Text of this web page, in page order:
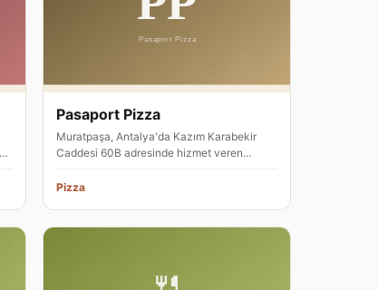
Pasaport Pizza
Muratpaşa, Antalya'da Kazım Karabekir
Caddesi 60B adresinde hizmet veren
Pasaport Pizza, pizza restoranı olara…
Pizza